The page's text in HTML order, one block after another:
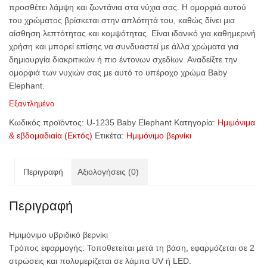
προσθέτει λάμψη και ζωντάνια στα νύχια σας. Η ομορφιά αυτού
του χρώματος βρίσκεται στην απλότητά του, καθώς δίνει μια
αίσθηση λεπτότητας και κομψότητας. Είναι ιδανικό για καθημερινή
χρήση και μπορεί επίσης να συνδυαστεί με άλλα χρώματα για
δημιουργία διακριτικών ή πιο έντονων σχεδίων. Αναδείξτε την
ομορφιά των νυχιών σας με αυτό το υπέροχο χρώμα Baby
Elephant.
Εξαντλημένο
Κωδικός προϊόντος: U-1235 Baby Elephant Κατηγορία: Ημιμόνιμα
& εβδομαδιαία (Εκτός) Ετικέτα: Ημιμόνιμο βερνίκι
Περιγραφή Αξιολογήσεις (0)
Περιγραφή
Ημιμόνιμο υβριδικό βερνίκι
Τρόπος εφαρμογής: Τοποθετείται μετά τη βάση, εφαρμόζεται σε 2
στρώσεις και πολυμερίζεται σε λάμπα UV ή LED.